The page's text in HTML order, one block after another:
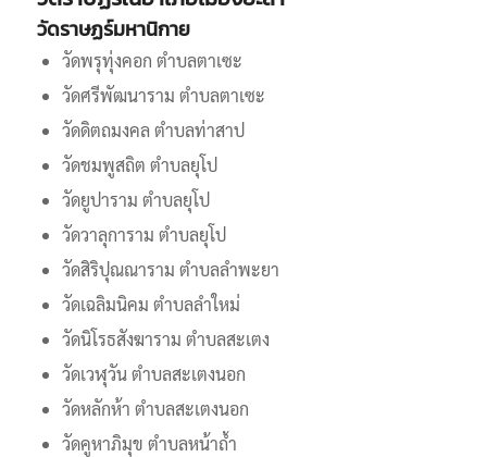
วัดราษฏร์มหานิกาย
วัดพรุทุ่งคอก ตำบลตาเซะ
วัดศรีพัฒนาราม ตำบลตาเซะ
วัดดิตถมงคล ตำบลท่าสาป
วัดชมพูสถิต ตำบลยุโป
วัดยูปาราม ตำบลยุโป
วัดวาลุการาม ตำบลยุโป
วัดสิริปุณณาราม ตำบลลำพะยา
วัดเฉลิมนิคม ตำบลลำใหม่
วัดนิโรธสังฆาราม ตำบลสะเตง
วัดเวฬุวัน ตำบลสะเตงนอก
วัดหลักห้า ตำบลสะเตงนอก
วัดคูหาภิมุข ตำบลหน้าถ้ำ